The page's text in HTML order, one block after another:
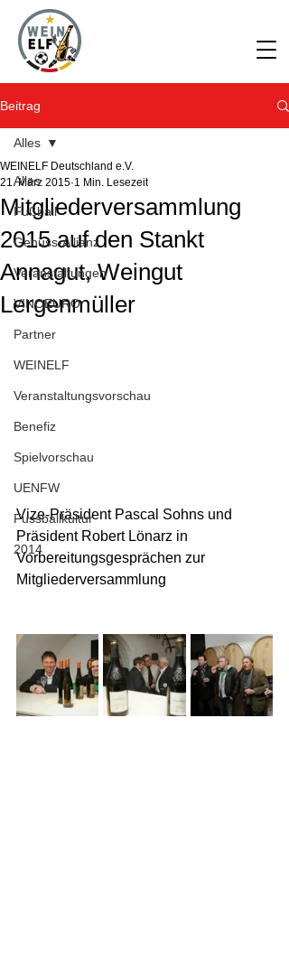
Beitrag
Alles
Fußball
Genuss-Allianz
Veranstaltungen
VINOEURO
Partner
WEINELF
Veranstaltungsvorschau
Benefiz
Spielvorschau
UENFW
Fussballkultur
2014
Alles
Mitgliederversammlung
2015 auf den Stankt
Annagut, Weingut
Lergenmüller
WEINELF Deutschland e.V.
21. März 2015 1 Min. Lesezeit
Vize-Präsident Pascal Sohns und
Präsident Robert Lönarz in
Vorbereitungsgesprächen zur
Mitgliederversammlung